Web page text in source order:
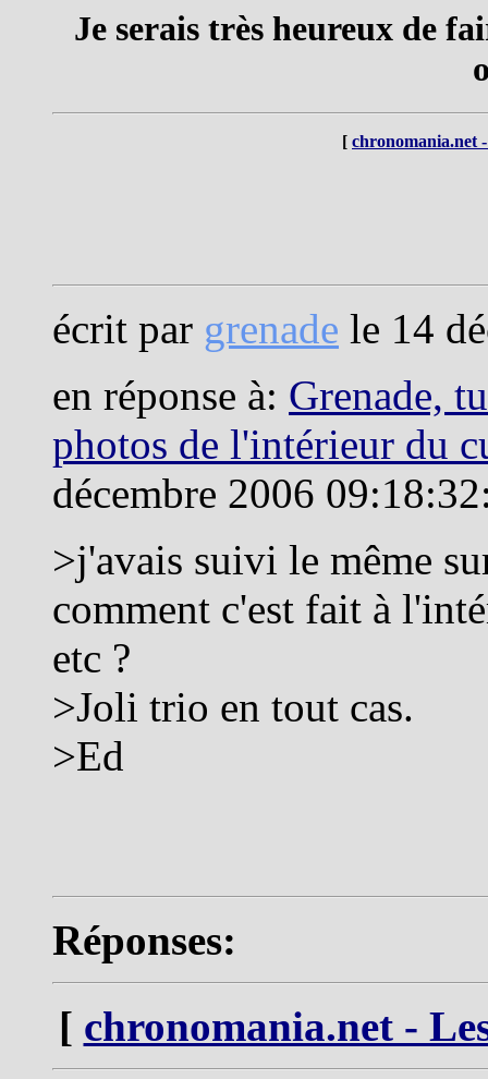
Je serais très heureux de
[ chronomania.net
écrit par grenade le 14
en réponse à: Grenade,
photos de l'intérieur du
décembre 2006
>j'avais suivi le même
comment c'est fait à
etc ?
>Joli trio en tout cas.
>Ed
Réponses:
[ chronomania.net -